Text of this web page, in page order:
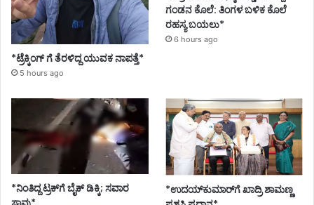
*ಟ್ರೆಕ್ಕಿಂಗ್ ಗೆ ತೆರಳಿದ್ದ ಯುವಕ ನಾಪತ್ತೆ*
5 hours ago
ಗಂಡನ ಕೊಲೆ: ತಿಂಗಳ ಬಳಿಕ ಕೊಲೆ
ರಹಸ್ಯ ಬಯಲು*
6 hours ago
*ನಿಂತಿದ್ದ ಟ್ರಕ್‌ಗೆ ಬೈಕ್ ಡಿಕ್ಕಿ; ಸವಾರ
*ಉದಯ್‌ಕುಮಾರ್‌ಗೆ ಖಾದ್ರಿ ಶಾಮಣ್ಣ